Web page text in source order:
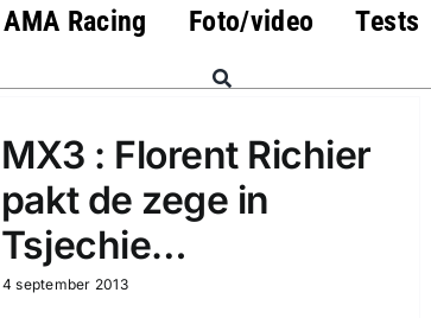
AMA Racing Foto/video Tests
MX3 : Florent Richier
pakt de zege in
Tsjechie…
4 september 2013